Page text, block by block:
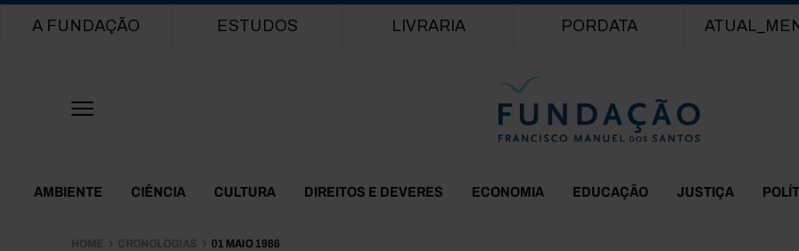
Main navigation
A FUNDAÇÃO ESTUDOS LIVRARIA PORDATA
Themes Menu
AMBIENTE CIÊNCIA CULTURA DIREITOS E DEVERES ECONOMIA EDUCAÇÃO JUSTIÇA
HOME CRONOLOGIAS 01 MAIO 1986